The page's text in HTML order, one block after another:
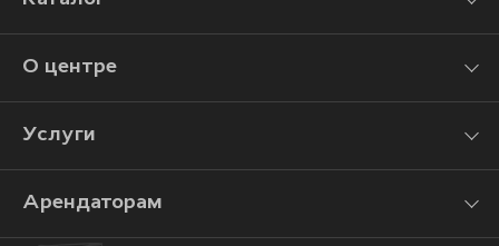
О центре
Услуги
Арендаторам